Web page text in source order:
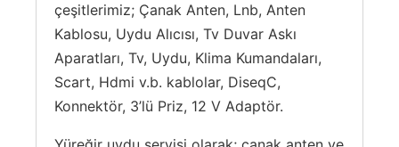
çeşitlerimiz; Çanak Anten, Lnb, Anten
Kablosu, Uydu Alıcısı, Tv Duvar Askı
Aparatları, Tv, Uydu, Klima Kumandaları,
Scart, Hdmi v.b. kablolar, DiseqC,
Konnektör, 3’lü Priz, 12 V Adaptör.